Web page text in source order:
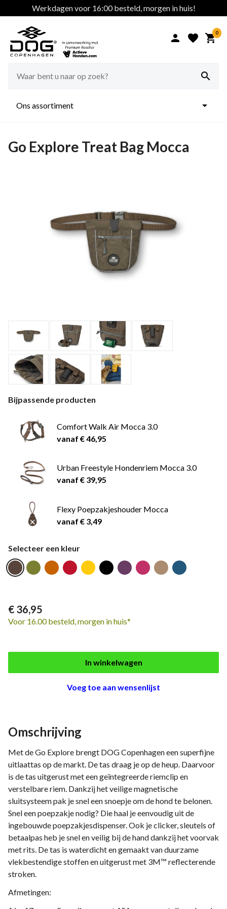
Werkdagen voor 16:00 besteld, morgen in huis!
  0

Ons assortiment 
Go Explore Treat Bag Mocca
Bijpassende producten
Comfort Walk Air Mocca 3.0
vanaf € 46,95
Urban Freestyle Hondenriem Mocca 3.0
vanaf € 39,95
Flexy Poepzakjeshouder Mocca
vanaf € 3,49
Selecteer een kleur
€ 36,95
Voor 16.00 besteld, morgen in huis*
In winkelwagen
Voeg toe aan wensenlijst
Omschrijving
Met de Go Explore brengt DOG Copenhagen een superfijne
uitlaattas op de markt. De tas draag je op de heup. Daarvoor
is de tas uitgerust met een geïntegreerde riemclip en
verstelbare riem. Dankzij het veilige magnetische
sluitsysteem pak je snel een snoepje om de hond te belonen.
Snel een poepzakje nodig? Die haal je eenvoudig uit de
ingebouwde poepzakjesdispenser. Ook je clicker, sleutels of
betaalpas heb je snel en veilig bij de hand dankzij het voorvak
met rits. De tas is waterdicht en gemaakt van duurzame
vlekbestendige stoffen en uitgerust met 3M™ reflecterende
stroken.
Afmetingen: